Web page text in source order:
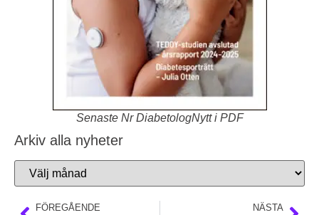
Senaste Nr DiabetologNytt i PDF
Arkiv alla nyheter
FÖREGÅENDE NÄSTA